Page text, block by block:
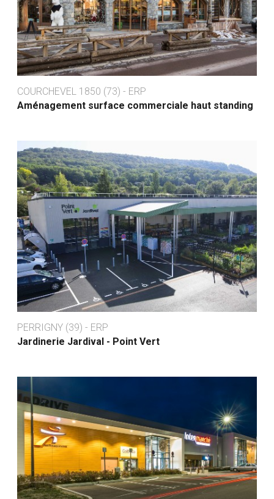
COURCHEVEL 1850 (73) - ERP
Aménagement surface commerciale haut standing
PERRIGNY (39) - ERP
Jardinerie Jardival - Point Vert